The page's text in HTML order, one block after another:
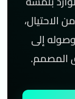
الاحتيال،
إلى
المصمم.